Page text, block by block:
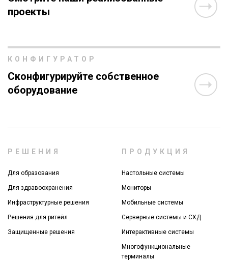
проекты
КОНФИГУРАТОР
Сконфигурируйте собственное
оборудование
РЕШЕНИЯ
Для образования
Для здравоохранения
Инфраструктурные решения
Решения для ритейл
Защищенные решения
ПРОДУКЦИЯ
Настольные системы
Мониторы
Мобильные системы
Серверные системы и СХД
Интерактивные системы
Многофункциональные
терминалы